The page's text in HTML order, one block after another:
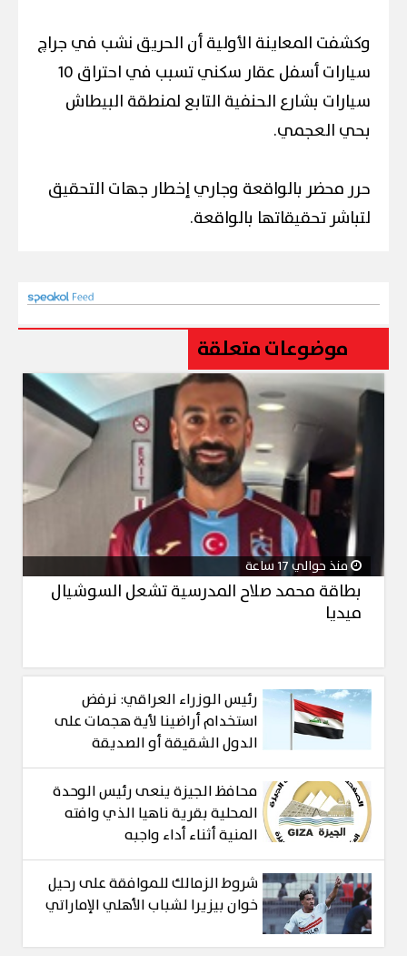
وكشفت المعاينة الأولية أن الحريق نشب في جراچ
سيارات أسفل عقار سكني تسبب في احتراق 10
سيارات بشارع الحنفية التابع لمنطقة البيطاش
بحي العجمي.
حرر محضر بالواقعة وجاري إخطار جهات التحقيق
لتباشر تحقيقاتها بالواقعة.
موضوعات متعلقة
منذ حوالي 17 ساعة
بطاقة محمد صلاح المدرسية تشعل السوشيال
ميديا
رئيس الوزراء العراقي: نرفض
استخدام أراضينا لأية هجمات على
الدول الشقيقة أو الصديقة
محافظ الجيزة ينعى رئيس الوحدة
المحلية بقرية ناهيا الذي وافته
المنية أثناء أداء واجبه
شروط الزمالك للموافقة على رحيل
خوان بيزيرا لشباب الأهلي الإماراتي